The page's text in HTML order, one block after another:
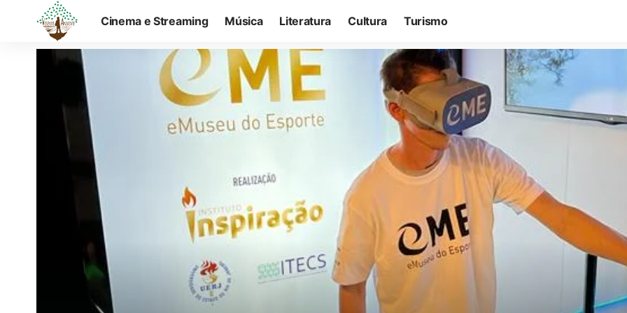
Cinema e Streaming Música Literatura Cultura Turismo